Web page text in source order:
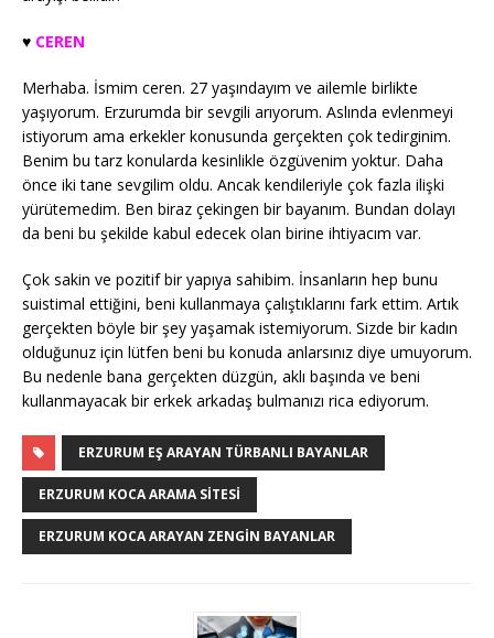
♥️ CEREN
Merhaba. İsmim ceren. 27 yaşındayım ve ailemle birlikte
yaşıyorum. Erzurumda bir sevgili arıyorum. Aslında evlenmeyi
istiyorum ama erkekler konusunda gerçekten çok tedirginim.
Benim bu tarz konularda kesinlikle özgüvenim yoktur. Daha
önce iki tane sevgilim oldu. Ancak kendileriyle çok fazla ilişki
yürütemedim. Ben biraz çekingen bir bayanım. Bundan dolayı
da beni bu şekilde kabul edecek olan birine ihtiyacım var.
Çok sakin ve pozitif bir yapıya sahibim. İnsanların hep bunu
suistimal ettiğini, beni kullanmaya çalıştıklarını fark ettim. Artık
gerçekten böyle bir şey yaşamak istemiyorum. Sizde bir kadın
olduğunuz için lütfen beni bu konuda anlarsınız diye umuyorum.
Bu nedenle bana gerçekten düzgün, aklı başında ve beni
kullanmayacak bir erkek arkadaş bulmanızı rica ediyorum.
ERZURUM EŞ ARAYAN TÜRBANLI BAYANLAR
ERZURUM KOCA ARAMA SITESI
ERZURUM KOCA ARAYAN ZENGIN BAYANLAR